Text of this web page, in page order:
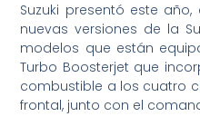
Suzuki presentó este
nuevas versiones de la
modelos que están
Turbo Boosterjet que
combustible a los cuatro
frontal, junto con el